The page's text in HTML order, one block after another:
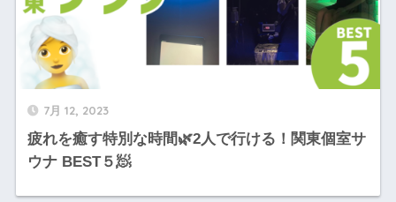
7月 12, 2023
疲れを癒す特別な時間🌿2人で行ける！関東個室サ
ウナ BEST５🧖